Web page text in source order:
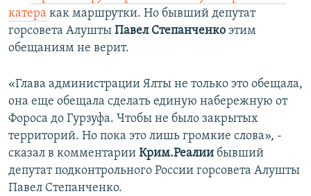
катера как маршрутки. Но бывший депутат
горсовета Алушты Павел Степанченко этим
обещаниям не верит.
«Глава администрации Ялты не только это обещала,
она еще обещала сделать единую набережную от
Фороса до Гурзуфа. Чтобы не было закрытых
территорий. Но пока это лишь громкие слова», -
сказал в комментарии Крим.Реалии бывший
депутат подконтрольного России горсовета Алушты
Павел Степанченко.